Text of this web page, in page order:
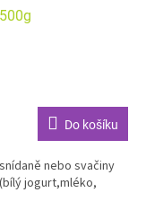
Do košíku
nebo svačiny
jogurt,mléko,